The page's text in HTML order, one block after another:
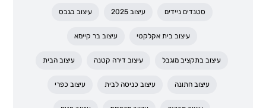
סטנדים ניידים עיצוב 2025 עיצוב בגבס
עיצוב בית אקלקטי עיצוב בר קיימא
עיצוב בתקציב מוגבל עיצוב דירה קטנה עיצוב הבית
עיצוב חתונה עיצוב כניסה לבית עיצוב כפרי